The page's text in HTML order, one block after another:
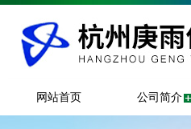
网站首页 公司简介